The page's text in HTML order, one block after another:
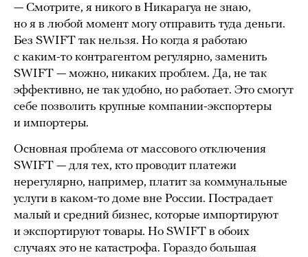
— Смотрите, я никого в Никарагуа не знаю,
но я в любой момент могу отправить туда деньги.
Без SWIFT так нельзя. Но когда я работаю
с каким-то контрагентом регулярно, заменить
SWIFT — можно, никаких проблем. Да, не так
эффективно, не так удобно, но работает. Это смогут
себе позволить крупные компании-экспортеры
и импортеры.
Основная проблема от массового отключения
SWIFT — для тех, кто проводит платежи
нерегулярно, например, платит за коммунальные
услуги в каком-то доме вне России. Пострадает
малый и средний бизнес, которые импортируют
и экспортируют товары. Но SWIFT в обоих
случаях это не катастрофа. Гораздо большая